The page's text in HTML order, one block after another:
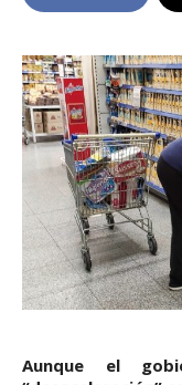
Aunque el